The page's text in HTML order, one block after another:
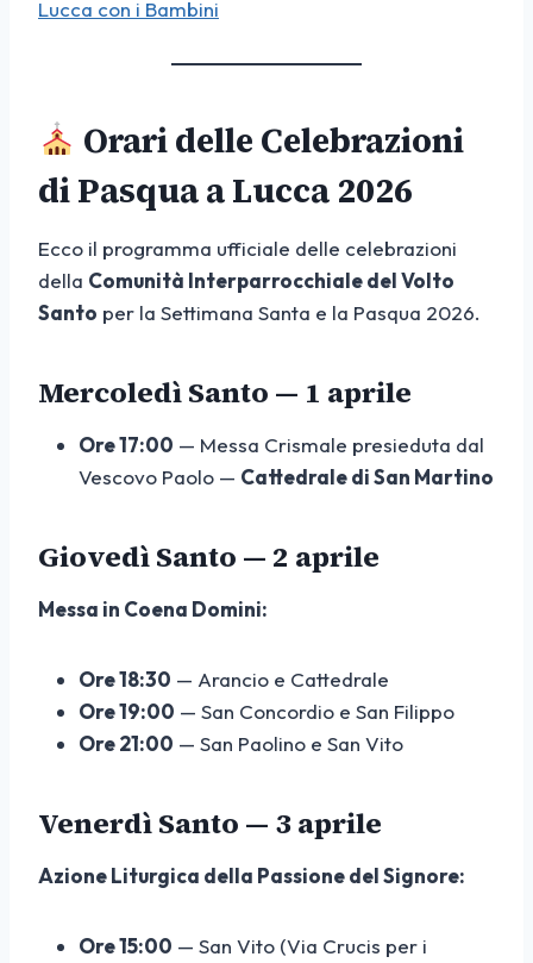
Lucca con i Bambini
Orari delle Celebrazioni
di Pasqua a Lucca 2026
Ecco il programma ufficiale delle celebrazioni
della Comunità Interparrocchiale del Volto
Santo per la Settimana Santa e la Pasqua 2026.
Mercoledì Santo — 1 aprile
Ore 17:00 — Messa Crismale presieduta dal
Vescovo Paolo — Cattedrale di San Martino
Giovedì Santo — 2 aprile
Messa in Coena Domini:
Ore 18:30 — Arancio e Cattedrale
Ore 19:00 — San Concordio e San Filippo
Ore 21:00 — San Paolino e San Vito
Venerdì Santo — 3 aprile
Azione Liturgica della Passione del Signore:
Ore 15:00 — San Vito (Via Crucis per i